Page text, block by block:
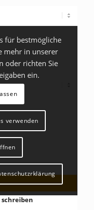
für bestmögliche
mehr in unserer
oder richten Sie
ein.
verwenden